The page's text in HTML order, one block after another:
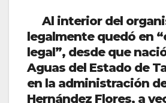
Al interior del
legalmente quedó en
legal”, desde que
Aguas del Estado de
en la administración
Hernández Flores, a